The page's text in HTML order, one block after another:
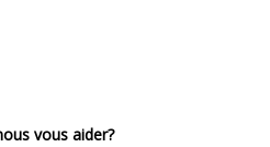
vous aider?